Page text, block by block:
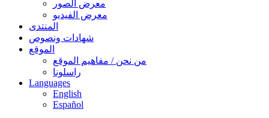
معرض الصور
معرض الفيديو
المنتدى
شهادات ونصوص
الموقع
من نحن / مفاهيم الموقع
راسلونا
Languages
English
Español